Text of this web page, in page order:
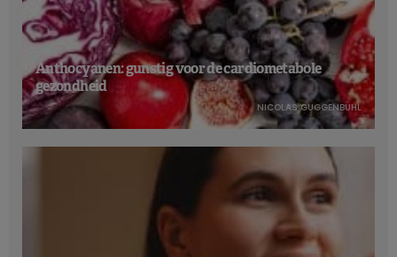
Anthocyanen: gunstig voor de cardiometabole
gezondheid
NICOLAS GUGGENBÜHL